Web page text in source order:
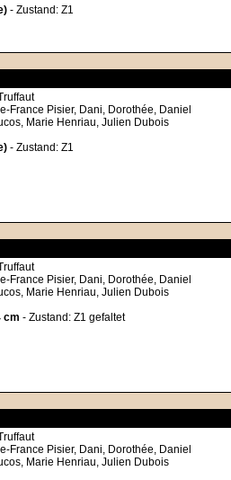
- Zustand: Z1
France Pisier, Dani, Dorothée, Daniel
Marie Henriau, Julien Dubois
- Zustand: Z1
France Pisier, Dani, Dorothée, Daniel
Marie Henriau, Julien Dubois
cm - Zustand: Z1 gefaltet
France Pisier, Dani, Dorothée, Daniel
Marie Henriau, Julien Dubois